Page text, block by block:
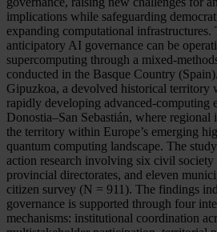
implications while safeguarding
expanding computational
anticipatory AI governance can be
supercomputing through a mixed-
conducted in the Basque Country
Gipuzkoa, a devolved historical territory
rapidly developing advanced-computing
Donostia–San Sebastián, where
the territory within Europe’s emerging
quantum computing landscape. The
action research involving six civil society
provincial directorates, and eleven
citizen survey (N = 911). The findings
governance is supported through four
mechanisms: institutional coordination